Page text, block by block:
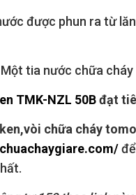
được phun ra từ
tia nước chữa
TMK-NZL 50Bđạt
chữa cháy